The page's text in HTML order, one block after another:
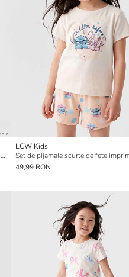
Barbie Set de Pijamale Scurte Imprimat de Fete
LCW Kids
49,99 RON